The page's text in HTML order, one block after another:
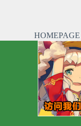
HOMEPAGE